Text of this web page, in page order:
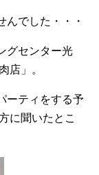
んでした・・・
グセンター光
店」。
ーティをする予
に聞いたとこ